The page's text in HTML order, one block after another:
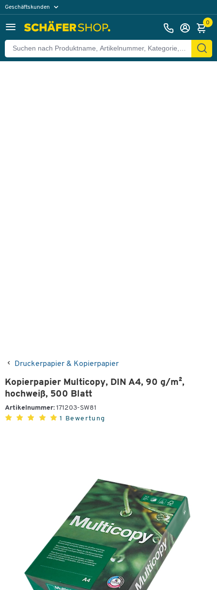
Geschäftskunden
0
Druckerpapier & Kopierpapier
Kopierpapier Multicopy, DIN A4, 90 g/m²,
hochweiß, 500 Blatt
Artikelnummer: 171203-SW81
1 Bewertung
Zurück